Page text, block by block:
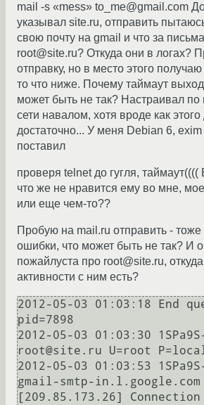
mail -s «mess» to_me@gmail.com
указывал site.ru, отправить
свою почту на gmail и что за
root@site.ru? Откуда они в логах?
отправку, но в место этого получаю
то что ниже. Почему таймаут
может быть не так? Настраивал
сети навалом, хотя вроде как
достаточно... У меня Debian 6, exim
поставил
проверя telnet до гугля, таймаут((((
что же не нравится ему во мне,
или еще чем-то??
Пробую на mail.ru отправить -
ошибки, что может быть не так? И
пожайлуста про root@site.ru,
активности с ним есть?
2012-05-03 01:03:18 End
pid=7898
2012-05-03 01:03:30
root@site.ru U=root
2012-05-03 01:03:53
gmail-smtp-in.l.google.com
[209.85.173.26]